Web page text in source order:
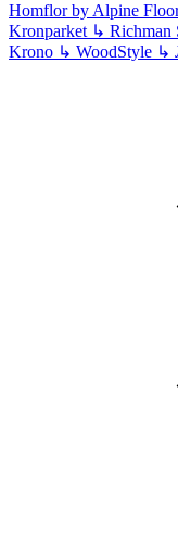
Homflor by Alpine
Kronparket ↳ Richman
Krono ↳ WoodStyle ↳